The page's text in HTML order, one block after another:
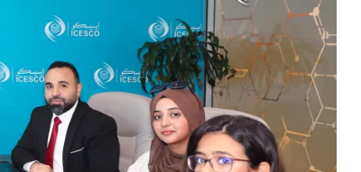
Extremely Satisfied